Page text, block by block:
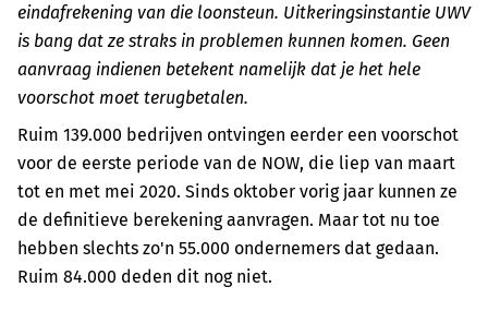
eindafrekening van die loonsteun. Uitkeringsinstantie UWV
is bang dat ze straks in problemen kunnen komen. Geen
aanvraag indienen betekent namelijk dat je het hele
voorschot moet terugbetalen.
Ruim 139.000 bedrijven ontvingen eerder een voorschot
voor de eerste periode van de NOW, die liep van maart
tot en met mei 2020. Sinds oktober vorig jaar kunnen ze
de definitieve berekening aanvragen. Maar tot nu toe
hebben slechts zo'n 55.000 ondernemers dat gedaan.
Ruim 84.000 deden dit nog niet.